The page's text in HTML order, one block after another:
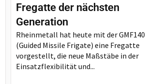
Fregatte der nächsten
Generation
Rheinmetall hat heute mit der GMF140
(Guided Missile Frigate) eine Fregatte
vorgestellt, die neue Maßstäbe in der
Einsatzflexibilität und...